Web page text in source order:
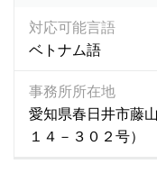
対応可能言語
ベトナム語
事務所所在地
愛知県春日井市藤
１４－３０２号）